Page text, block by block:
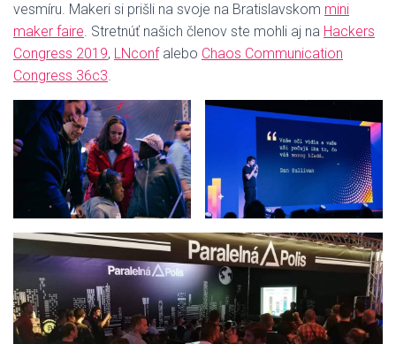
vesmíru. Makeri si prišli na svoje na Bratislavskom mini
maker faire. Stretnúť našich členov ste mohli aj na Hackers
Congress 2019, LNconfalebo Chaos Communication
Congress 36c3.